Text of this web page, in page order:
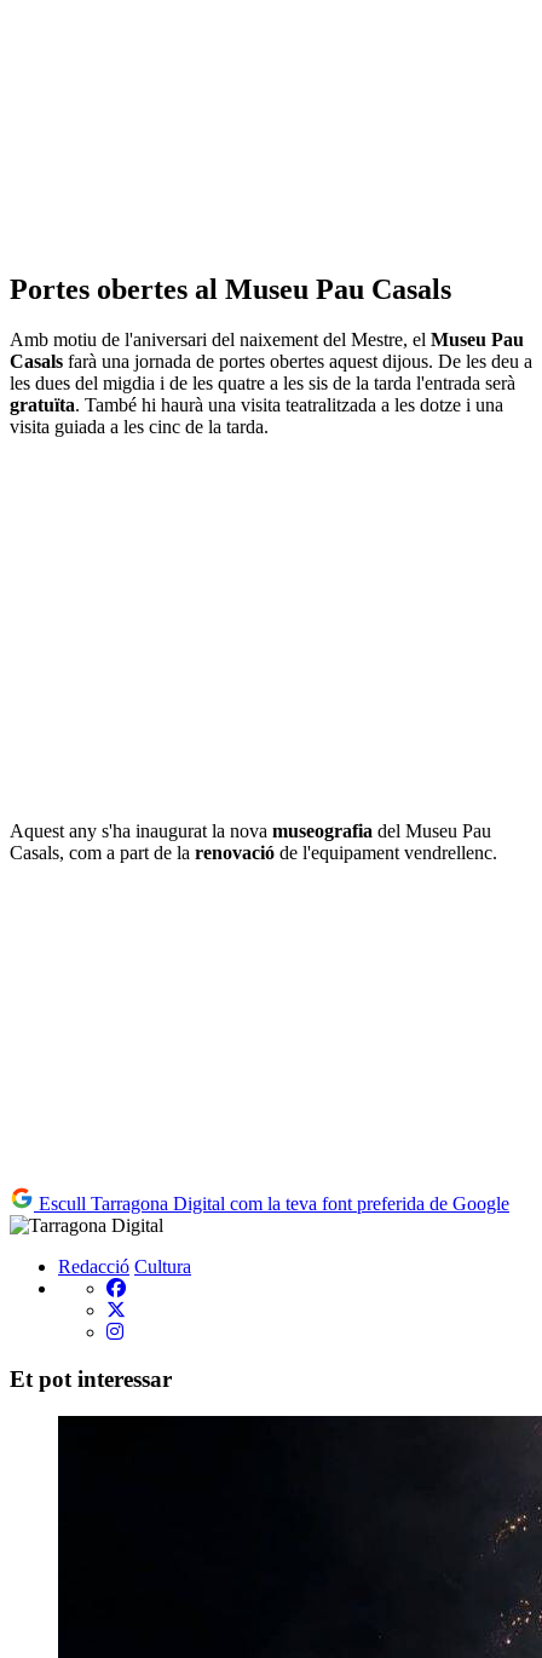
Portes obertes al Museu Pau Casals
Amb motiu de l'aniversari del naixement del Mestre, el Museu Pau
Casals farà una jornada de portes obertes aquest dijous. De les deu a
les dues del migdia i de les quatre a les sis de la tarda l'entrada serà
gratuïta. També hi haurà una visita teatralitzada a les dotze i una
visita guiada a les cinc de la tarda.
Aquest any s'ha inaugurat la nova museografia del Museu Pau
Casals, com a part de la renovació de l'equipament vendrellenc.
Escull Tarragona Digital com la teva font preferida de Google
Redacció Cultura
Et pot interessar